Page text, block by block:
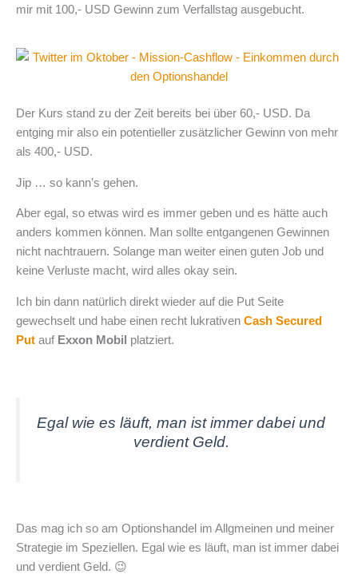
mir mit 100,- USD Gewinn zum Verfallstag ausgebucht.
Der Kurs stand zu der Zeit bereits bei über 60,- USD. Da
entging mir also ein potentieller zusätzlicher Gewinn von mehr
als 400,- USD.
Jip … so kann’s gehen.
Aber egal, so etwas wird es immer geben und es hätte auch
anders kommen können. Man sollte entgangenen Gewinnen
nicht nachtrauern. Solange man weiter einen guten Job und
keine Verluste macht, wird alles okay sein.
Ich bin dann natürlich direkt wieder auf die Put Seite
gewechselt und habe einen recht lukrativen Cash Secured
Put auf Exxon Mobil platziert.
Egal wie es läuft, man ist immer dabei und
verdient Geld.
Das mag ich so am Optionshandel im Allgmeinen und meiner
Strategie im Speziellen. Egal wie es läuft, man ist immer dabei
und verdient Geld. 😉